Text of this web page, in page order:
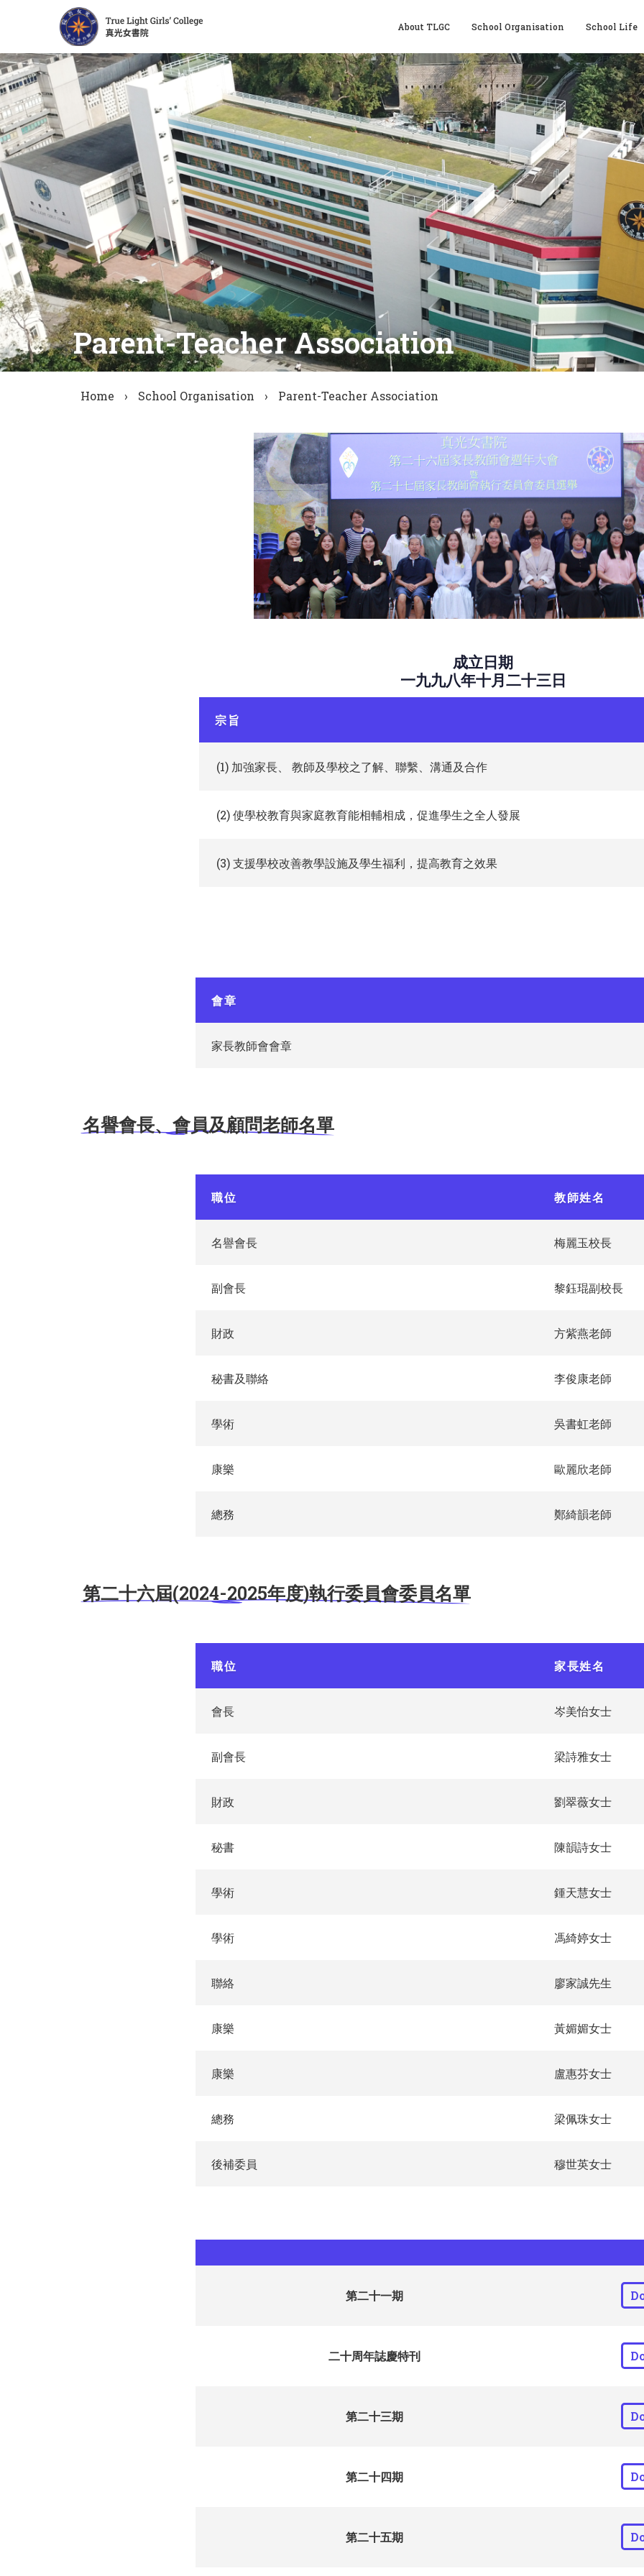
About TLGC School Organisation School Life
Parent-Teacher Association
Home › School Organisation › Parent-Teacher Association
成立日期
一九九八年十月二十三日
宗旨
(1) 加強家長、 教師及學校之了解、聯繫、溝通及合作
(2) 使學校教育與家庭教育能相輔相成，促進學生之全人發展
(3) 支援學校改善教學設施及學生福利，提高教育之效果
會章
家長教師會會章
名譽會長、會員及顧問老師名單
職位 教師姓名
名譽會長 梅麗玉校長
副會長 黎鈺琨副校長
財政 方紫燕老師
秘書及聯絡 李俊康老師
學術 吳書虹老師
康樂 歐麗欣老師
總務 鄭綺韻老師
第二十六屆(2024-2025年度)執行委員會委員名單
職位 家長姓名
會長 岑美怡女士
副會長 梁詩雅女士
財政 劉翠薇女士
秘書 陳韻詩女士
學術 鍾天慧女士
學術 馮綺婷女士
聯絡 廖家誠先生
康樂 黃媚媚女士
康樂 盧惠芬女士
總務 梁佩珠女士
後補委員 穆世英女士
第二十一期
二十周年誌慶特刊
第二十三期
第二十四期
第二十五期